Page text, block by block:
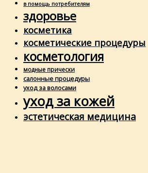
в помощь потребителям
здоровье
косметика
косметические процедуры
косметология
модные прически
салонные процедуры
уход за волосами
уход за кожей
эстетическая медицина